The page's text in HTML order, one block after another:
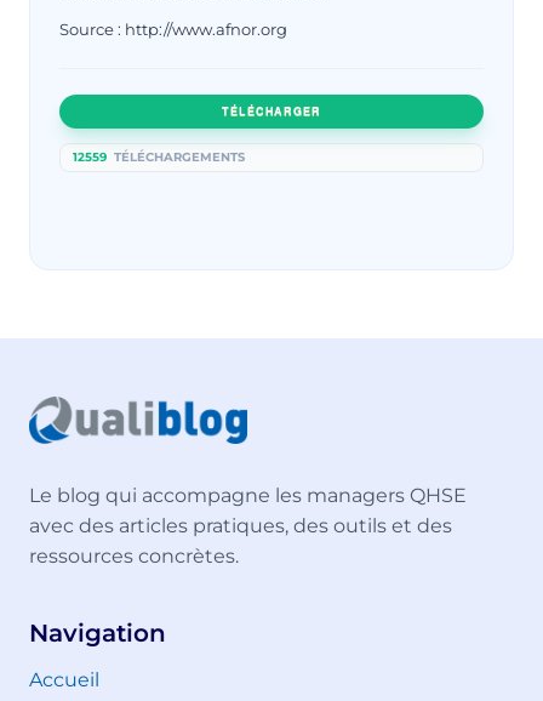
Source : http://www.afnor.org
TÉLÉCHARGER
12559 TÉLÉCHARGEMENTS
Le blog qui accompagne les managers QHSE
avec des articles pratiques, des outils et des
ressources concrètes.
Navigation
Accueil